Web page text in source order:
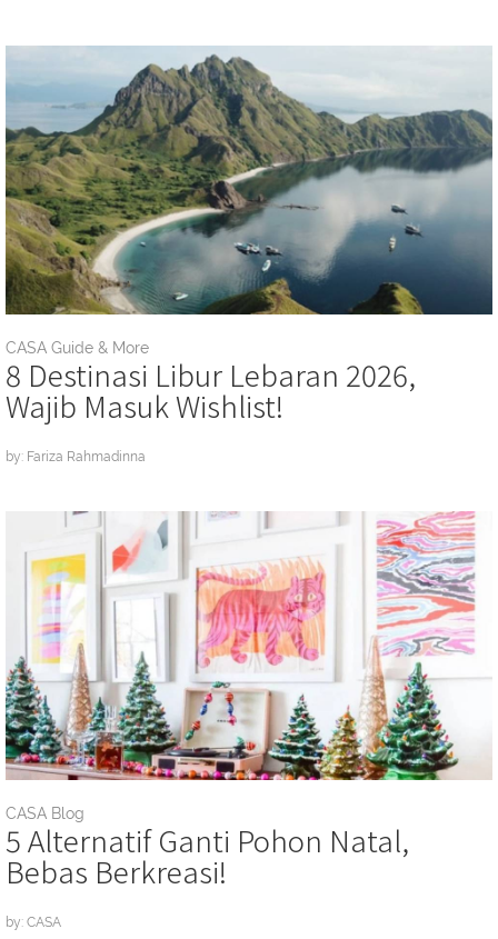
CASA Guide & More
8 Destinasi Libur Lebaran 2026,
Wajib Masuk Wishlist!
by: Fariza Rahmadinna
CASA Blog
5 Alternatif Ganti Pohon Natal,
Bebas Berkreasi!
by: CASA